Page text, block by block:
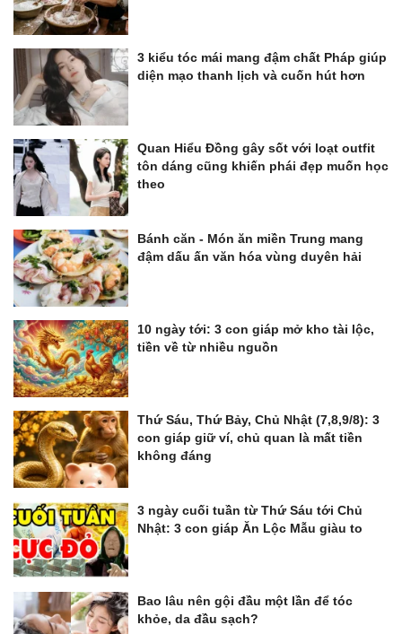
3 kiểu tóc mái mang đậm chất Pháp giúp
diện mạo thanh lịch và cuốn hút hơn
Quan Hiểu Đồng gây sốt với loạt outfit
tôn dáng cũng khiến phái đẹp muốn học
theo
Bánh căn - Món ăn miền Trung mang
đậm dấu ấn văn hóa vùng duyên hải
10 ngày tới: 3 con giáp mở kho tài lộc,
tiền về từ nhiều nguồn
Thứ Sáu, Thứ Bảy, Chủ Nhật (7,8,9/8): 3
con giáp giữ ví, chủ quan là mất tiền
không đáng
3 ngày cuối tuần từ Thứ Sáu tới Chủ
Nhật: 3 con giáp Ăn Lộc Mẫu giàu to
Bao lâu nên gội đầu một lần để tóc
khỏe, da đầu sạch?